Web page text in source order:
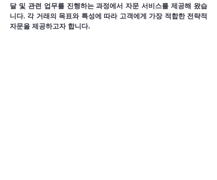
달 및 관련 업무를 진행하는 과정에서 자문 서비스를 제공해 왔습
니다. 각 거래의 목표와 특성에 따라 고객에게 가장 적합한 전략적
자문을 제공하고자 합니다.